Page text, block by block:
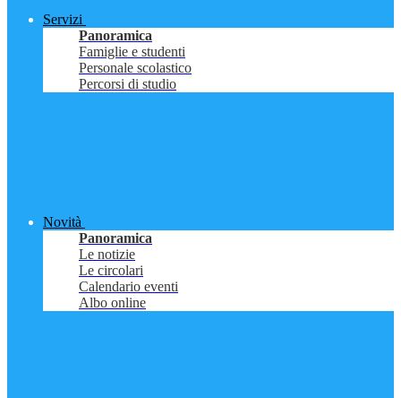
Servizi
Panoramica
Famiglie e studenti
Personale scolastico
Percorsi di studio
Novità
Panoramica
Le notizie
Le circolari
Calendario eventi
Albo online